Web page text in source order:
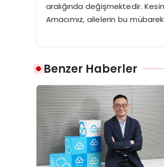
aralığında değişmektedir.
Amacımız, ailelerin bu
Benzer Haberler